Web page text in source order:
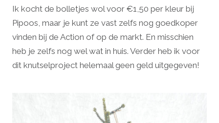
Ik kocht de bolletjes wol voor €1,50 per kleur bij
Pipoos, maar je kunt ze vast zelfs nog goedkoper
vinden bij de Action of op de markt. En misschien
heb je zelfs nog wel wat in huis. Verder heb ik voor
dit knutselproject helemaal geen geld uitgegeven!